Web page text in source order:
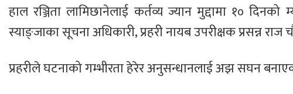
हाल रञ्जिता लामिछानेलाई कर्तव्य ज्यान मुद्दामा १०
स्याङ्जाका सूचना अधिकारी, प्रहरी नायब उपरीक्षक प्रसन्न राज
प्रहरीले घटनाको गम्भीरता हेरेर अनुसन्धानलाई अझ सघन